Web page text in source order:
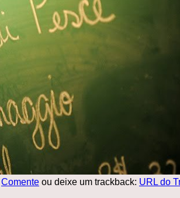
Comente ou deixe um trackback: URL do